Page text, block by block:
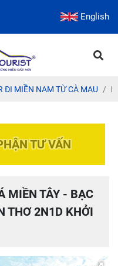
English
ĐI MIỀN NAM TỪ CÀ MAU
TƯ VẤN
MIỀN TÂY - BẠC
THƠ 2N1D KHỞI